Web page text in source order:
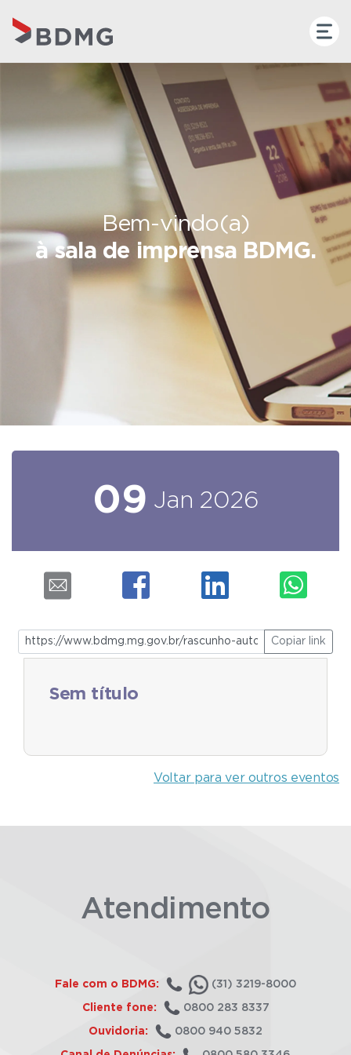
Bem-vindo(a)
à sala de imprensa BDMG.
09 Jan 2026
Copiar link
Sem título
Voltar para ver outros eventos
Atendimento
Fale com o BDMG: (31) 3219-8000
Cliente fone: 0800 283 8337
Ouvidoria: 0800 940 5832